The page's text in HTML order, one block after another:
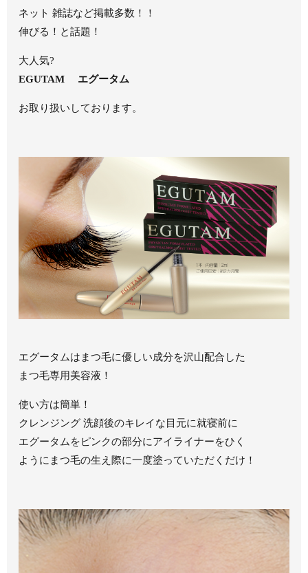
ネット 雑誌など掲載多数！！
伸びる！と話題！
大人気?
EGUTAM エグータム
お取り扱いしております。
エグータムはまつ毛に優しい成分を沢山配合した
まつ毛専用美容液！
使い方は簡単！
クレンジング 洗顔後のキレイな目元に就寝前に
エグータムをピンクの部分にアイライナーをひく
ようにまつ毛の生え際に一度塗っていただくだけ！